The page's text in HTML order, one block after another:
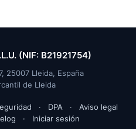
(NIF: B21921754)
25007 Lleida, España
de Lleida
· DPA ·
Aviso legal
· Iniciar sesión